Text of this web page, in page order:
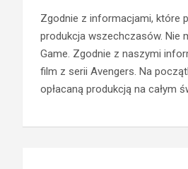
Zgodnie z informacjami, które
produkcja wszechczasów. Nie
Game. Zgodnie z naszymi
film z serii Avengers. Na
opłacaną produkcją na całym